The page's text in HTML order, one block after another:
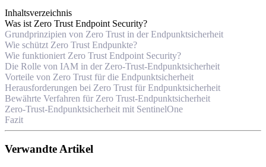
Inhaltsverzeichnis
Was ist Zero Trust Endpoint Security?
Grundprinzipien von Zero Trust in der Endpunktsicherheit
Wie schützt Zero Trust Endpunkte?
Wie funktioniert Zero Trust Endpoint Security?
Die Rolle von IAM in der Zero-Trust-Endpunktsicherheit
Vorteile von Zero Trust für die Endpunktsicherheit
Herausforderungen bei Zero Trust für Endpunktsicherheit
Bewährte Verfahren für Zero Trust-Endpunktsicherheit
Zero-Trust-Endpunktsicherheit mit SentinelOne
Fazit
Verwandte Artikel